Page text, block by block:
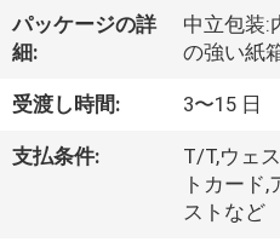
旅
パッケージの詳
細:
中立包装:
の強い紙
受渡し時間: 3〜15 日
支払条件:
T/T,ウェ
トカード
ストなど